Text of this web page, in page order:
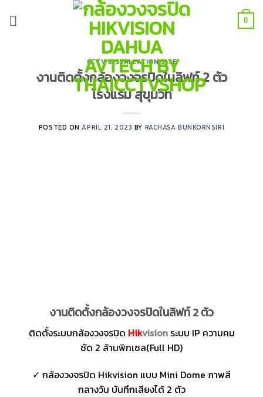
0
CCTV INSTALLATION SITE
งานติดตั้งกล้องวงจรปิดในลิฟท์ 2 ตัว
โรงแรม สุขุมวิท
POSTED ONAPRIL 21, 2023 BY RACHASA BUNKORNSIRI
งานติดตั้งกล้องวงจรปิดในลิฟท์ 2 ตัว
ติดตั้งระบบกล้องวงจรปิด Hikvisionระบบ IP ความคม
ชัด 2 ล้านพิกเซล(Full HD)
✓ กล้องวงจรปิด Hikvision แบบ Mini Dome ภาพสี
กลางวัน บันทึกเสียงได้ 2 ตัว